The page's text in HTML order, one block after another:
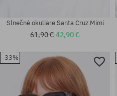
Slnečné okuliare Santa Cruz Mimi
61,90 €42,90 €
-33%